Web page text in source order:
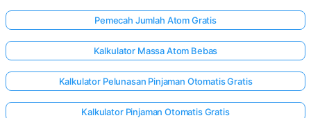
Pemecah Jumlah Atom Gratis
Kalkulator Massa Atom Bebas
Kalkulator Pelunasan Pinjaman Otomatis Gratis
Kalkulator Pinjaman Otomatis Gratis